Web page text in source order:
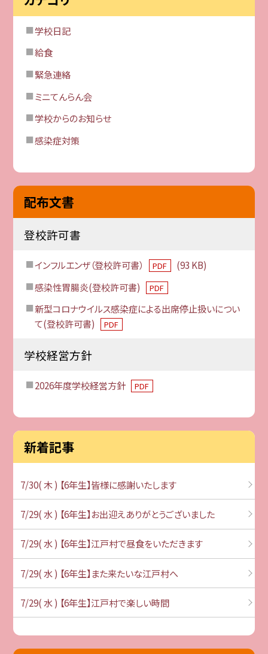
学校日記
給食
緊急連絡
ミニてんらん会
学校からのお知らせ
感染症対策
配布文書
登校許可書
インフルエンザ（登校許可書） PDF
(93 KB)
感染性胃腸炎(登校許可書)
PDF
新型コロナウイルス感染症による出席停止扱いについ
て(登校許可書)
PDF
学校経営方針
2026年度学校経営方針 PDF
新着記事
7/30( 木 ) 【6年生】皆様に感謝いたします
7/29( 水 ) 【6年生】お出迎えありがとうございました
7/29( 水 ) 【6年生】江戸村で昼食をいただきます
7/29( 水 ) 【6年生】また来たいな江戸村へ
7/29( 水 ) 【6年生】江戸村で楽しい時間